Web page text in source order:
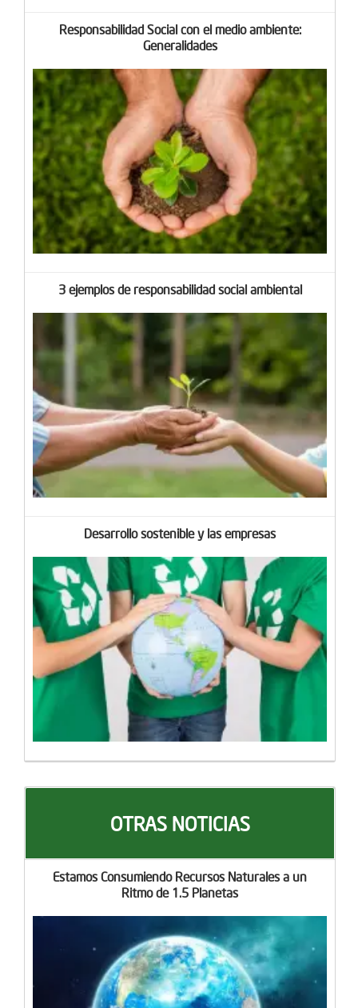
Responsabilidad Social con el medio ambiente:
Generalidades
3 ejemplos de responsabilidad social ambiental
Desarrollo sostenible y las empresas
OTRAS NOTICIAS
Estamos Consumiendo Recursos Naturales a un
Ritmo de 1.5 Planetas